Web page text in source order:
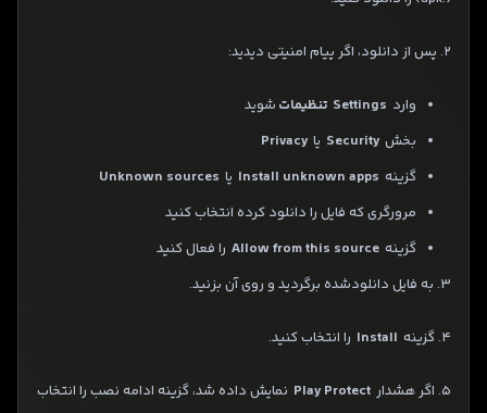
2. پس از دانلود، اگر پیام امنیتی دیدید:
وارد Settings تنظیمات شوید
بخش Security یا Privacy
گزینه Install unknown apps یا Unknown sources
مرورگری که فایل را دانلود کرده انتخاب کنید
گزینه Allow from this source را فعال کنید
3. به فایل دانلودشده برگردید و روی آن بزنید.
4. گزینه Install را انتخاب کنید.
5. اگر هشدار Play Protect نمایش داده شد، گزینه ادامه نصب را انتخاب